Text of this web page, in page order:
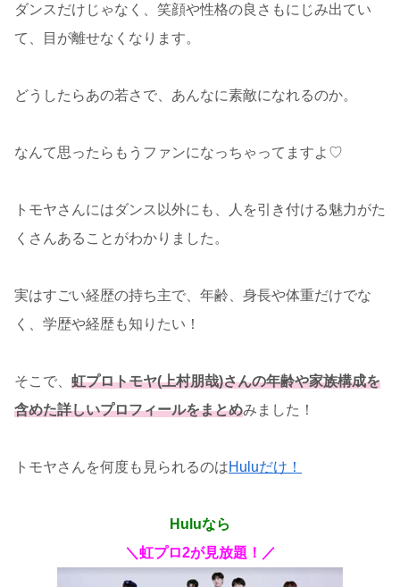
ダンスだけじゃなく、笑顔や性格の良さもにじみ出てい
て、目が離せなくなります。
どうしたらあの若さで、あんなに素敵になれるのか。
なんて思ったらもうファンになっちゃってますよ♡
トモヤさんにはダンス以外にも、人を引き付ける魅力がた
くさんあることがわかりました。
実はすごい経歴の持ち主で、年齢、身長や体重だけでな
く、学歴や経歴も知りたい！
そこで、 虹プロトモヤ(上村朋哉)さんの年齢や家族構成を
含めた詳しいプロフィールをまとめみました！
トモヤさんを何度も見られるのはHuluだけ！
Huluなら
＼虹プロ2が見放題！／